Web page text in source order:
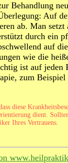
Behandlung
Auf
ab. Man
durch ein
auf
wie die
ist auf jeden
zum
diese
dient.
Ihres Vertrauens.